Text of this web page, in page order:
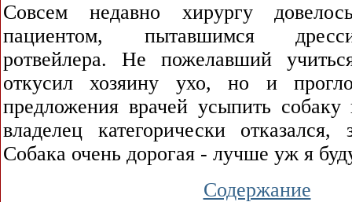
Совсем недавно хирургу
пациентом, пытавшимся
ротвейлера. Не пожелавший
откусил хозяину ухо, но и
предложения врачей усыпить собаку
владелец категорически
Собака очень дорогая - лучше уж я
Содержание